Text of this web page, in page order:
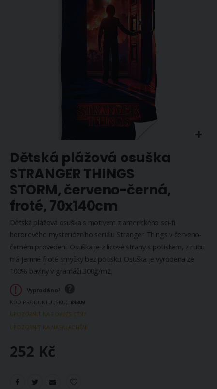
na
začátek
galerie
s
obrázky
Dětská plážová osuška
STRANGER THINGS
STORM, červeno-černá,
froté, 70x140cm
Dětská plážová osuška s motivem z amerického sci-fi
hororového mysteriózního seriálu Stranger Things v červeno-
černém provedení. Osuška je z lícové strany s potiskem, z rubu
má jemné froté smyčky bez potisku. Osuška je vyrobena ze
100% bavlny v gramáži 300g/m2.
Vyprodáno!
KÓD PRODUKTU (SKU) 84809
UPOZORNIT NA POKLES CENY
UPOZORNIT NA NASKLADNĚNÍ
252 Kč